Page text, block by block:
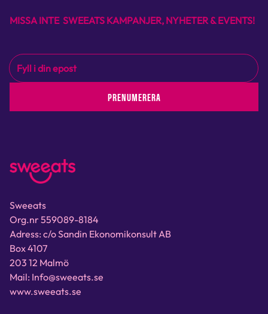
MISSA INTE SWEEATS KAMPANJER, NYHETER & EVENTS!
PRENUMERERA
Sweeats
Org.nr 559089-8184
Adress: c/o Sandin Ekonomikonsult AB
Box 4107
203 12 Malmö
Mail: Info@sweeats.se
www.sweeats.se